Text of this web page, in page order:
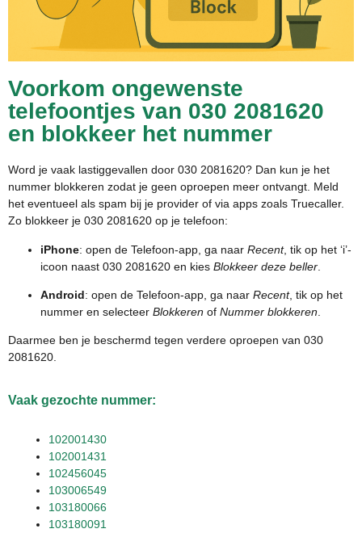
Voorkom ongewenste
telefoontjes van 030 2081620
en blokkeer het nummer
Word je vaak lastiggevallen door 030 2081620? Dan kun je het
nummer blokkeren zodat je geen oproepen meer ontvangt. Meld
het eventueel als spam bij je provider of via apps zoals Truecaller.
Zo blokkeer je 030 2081620 op je telefoon:
iPhone: open de Telefoon-app, ga naar Recent, tik op het ‘i’-
icoon naast 030 2081620 en kies Blokkeer deze beller
Android: open de Telefoon-app, ga naar Recent, tik op het
nummer en selecteer Blokkeren of Nummer blokkeren
Daarmee ben je beschermd tegen verdere oproepen van 030
2081620.
Vaak gezochte nummer:
102001430
102001431
102456045
103006549
103180066
103180091